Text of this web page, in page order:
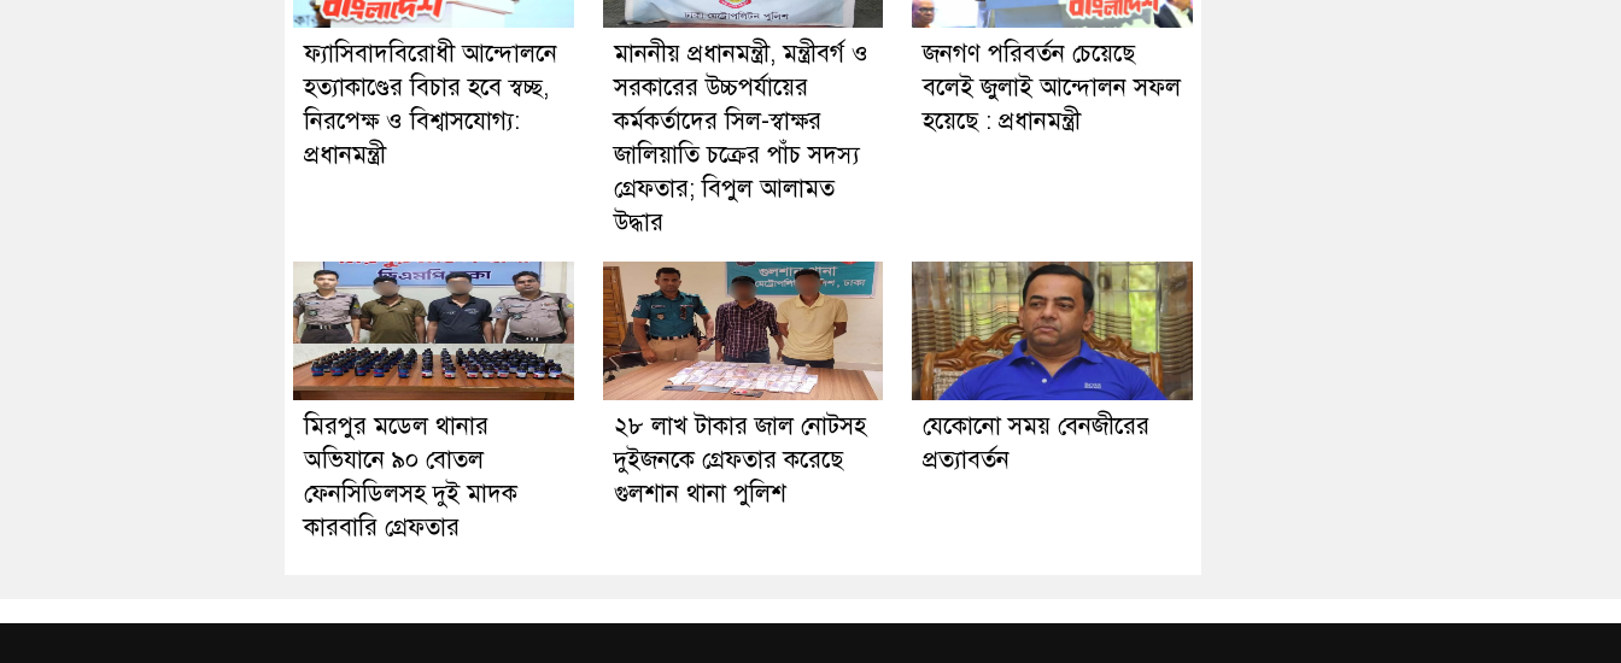
ফ্যাসিবাদবিরোধী আন্দোলনে
হত্যাকাণ্ডের বিচার হবে স্বচ্ছ,
নিরপেক্ষ ও বিশ্বাসযোগ্য:
প্রধানমন্ত্রী
মাননীয় প্রধানমন্ত্রী, মন্ত্রীবর্গ ও
সরকারের উচ্চপর্যায়ের
কর্মকর্তাদের সিল-স্বাক্ষর
জালিয়াতি চক্রের পাঁচ সদস্য
গ্রেফতার; বিপুল আলামত
উদ্ধার
জনগণ পরিবর্তন চেয়েছে
বলেই জুলাই আন্দোলন সফল
হয়েছে : প্রধানমন্ত্রী
মিরপুর মডেল থানার
অভিযানে ৯০ বোতল
ফেনসিডিলসহ দুই মাদক
কারবারি গ্রেফতার
২৮ লাখ টাকার জাল নোটসহ
দুইজনকে গ্রেফতার করেছে
গুলশান থানা পুলিশ
যেকোনো সময় বেনজীরের
প্রত্যাবর্তন